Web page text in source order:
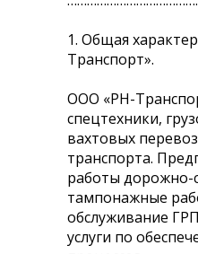
1. Общая
Транспорт».
ООО «РН-
спецтехники,
вахтовых
транспорта.
работы дорожно-
тампонажные
обслуживание
услуги по